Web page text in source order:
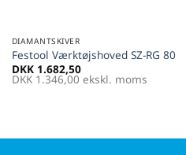
DIAMANTSKIVER
Festool Værktøjshoved SZ-RG 80
DKK 1.682,50
DKK 1.346,00 ekskl. moms